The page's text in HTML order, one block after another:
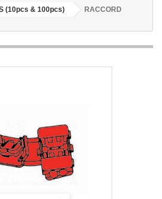
(10pcs & 100pcs)
RACCORD